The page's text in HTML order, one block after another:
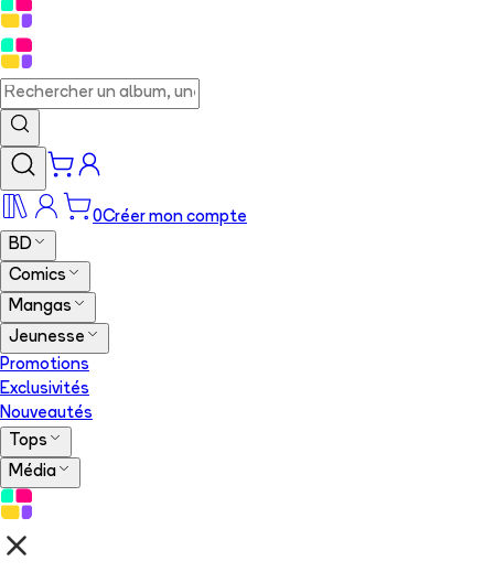
0Créer mon compte
BD
Comics
Mangas
Jeunesse
Promotions
Exclusivités
Nouveautés
Tops
Média